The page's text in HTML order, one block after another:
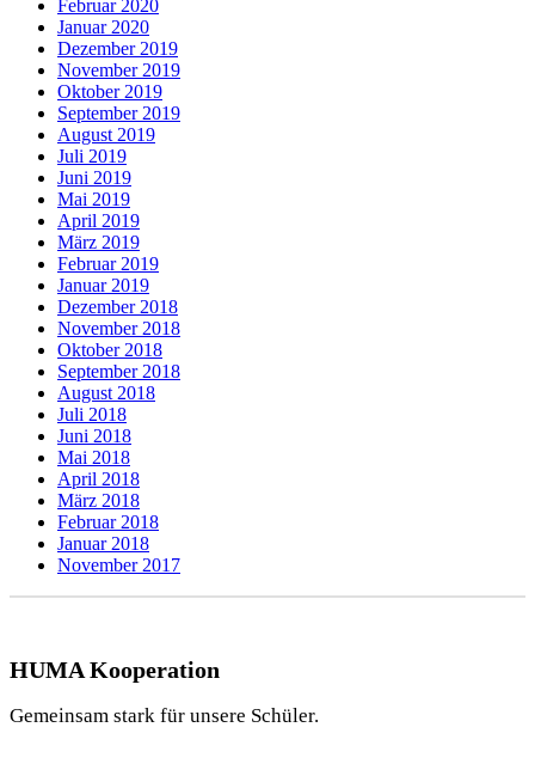
Februar 2020
Januar 2020
Dezember 2019
November 2019
Oktober 2019
September 2019
August 2019
Juli 2019
Juni 2019
Mai 2019
April 2019
März 2019
Februar 2019
Januar 2019
Dezember 2018
November 2018
Oktober 2018
September 2018
August 2018
Juli 2018
Juni 2018
Mai 2018
April 2018
März 2018
Februar 2018
Januar 2018
November 2017
HUMA Kooperation
Gemeinsam stark für unsere Schüler.